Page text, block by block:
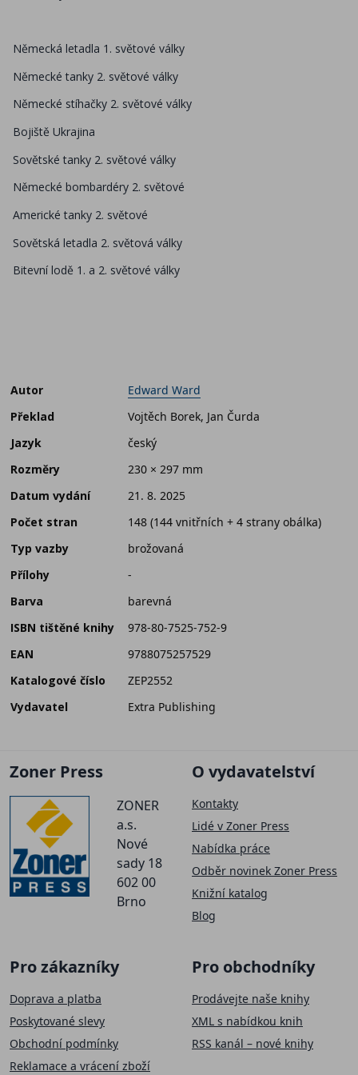
Německá letadla 1. světové války
Německé tanky 2. světové války
Německé stíhačky 2. světové války
Bojiště Ukrajina
Sovětské tanky 2. světové války
Německé bombardéry 2. světové
Americké tanky 2. světové
Sovětská letadla 2. světová války
Bitevní lodě 1. a 2. světové války
Autor
Edward Ward
Překlad
Vojtěch Borek, Jan Čurda
Jazyk
český
Rozměry
230 × 297 mm
Datum vydání
21. 8. 2025
Počet stran
148 (144 vnitřních + 4 strany obálka)
Typ vazby
brožovaná
Přílohy
-
Barva
barevná
ISBN tištěné knihy
978-80-7525-752-9
EAN
9788075257529
Katalogové číslo
ZEP2552
Vydavatel
Extra Publishing
Zoner Press
ZONER
a.s.
Nové
sady 18
602 00
Brno
O vydavatelství
Kontakty
Lidé v Zoner Press
Nabídka práce
Odběr novinek Zoner Press
Knižní katalog
Blog
Pro zákazníky
Doprava a platba
Poskytované slevy
Obchodní podmínky
Reklamace a vrácení zboží
Pro obchodníky
Prodávejte naše knihy
XML s nabídkou knih
RSS kanál – nové knihy